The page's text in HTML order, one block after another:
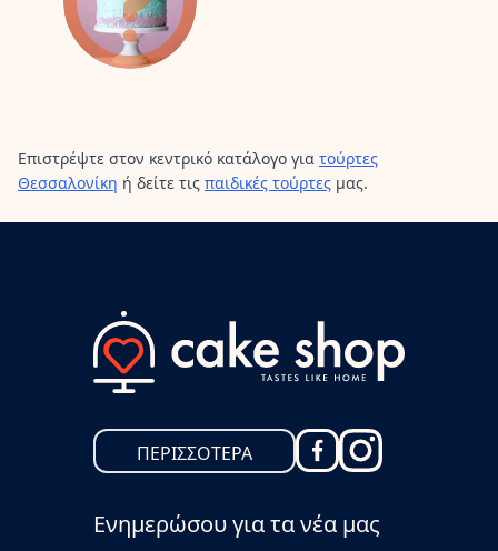
Επιστρέψτε στον κεντρικό κατάλογο για τούρτες
Θεσσαλονίκη ή δείτε τις παιδικές τούρτες μας.
ΠΕΡΙΣΣΟΤΕΡΑ
Ενημερώσου για τα νέα μας